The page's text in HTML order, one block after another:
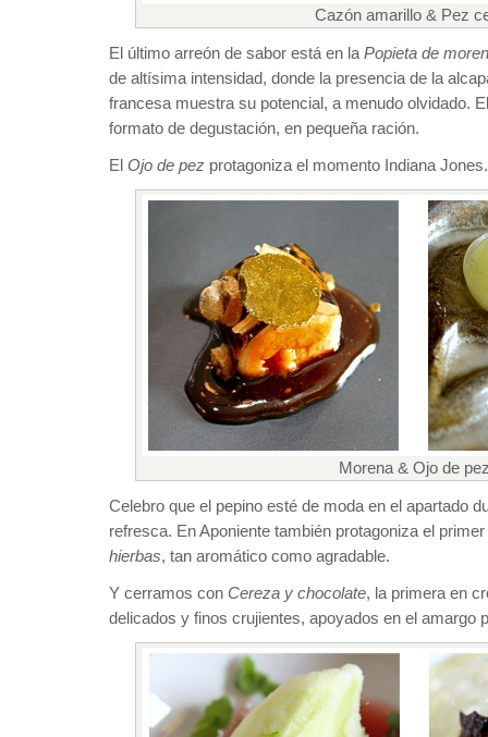
Cazón amarillo & Pez
El último arreón de sabor está en la Popieta de
de altísima intensidad, donde la presencia de la
francesa muestra su potencial, a menudo olvidado.
formato de degustación, en pequeña ración.
El Ojo de pez protagoniza el momento Indiana
Morena & Ojo de
Celebro que el pepino esté de moda en el apartado
refresca. En Aponiente también protagoniza el
hierbas, tan aromático como agradable.
Y cerramos con Cereza y chocolate, la primera en
delicados y finos crujientes, apoyados en el amargo